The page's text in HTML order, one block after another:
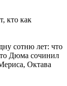
кто как
сотню лет: что
Дюма сочинил
Октава